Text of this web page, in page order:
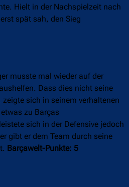
Hielt in der Nachspielzeit nach
spät sah, den Sieg
musste mal wieder auf der
Dass dies nicht seine
sich in seinem verhaltenen
zu Barças
sich in der Defensive jedoch
gibt er dem Team durch seine
Barçawelt-Punkte: 5